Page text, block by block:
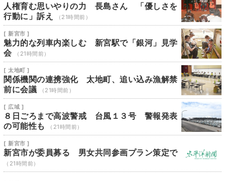
人権育む思いやりの力 長島さん 「優しさを
行動に」訴え
（21時間前）
[ 新宮市 ]
魅力的な列車内楽しむ 新宮駅で「銀河」見学
会
（21時間前）
[ 太地町 ]
関係機関の連携強化 太地町、追い込み漁解禁
前に会議
（21時間前）
[ 広域 ]
８日ごろまで高波警戒 台風１３号 警報発表
の可能性も
（21時間前）
[ 新宮市 ]
新宮市が委員募る 男女共同参画プラン策定で
（21時間前）